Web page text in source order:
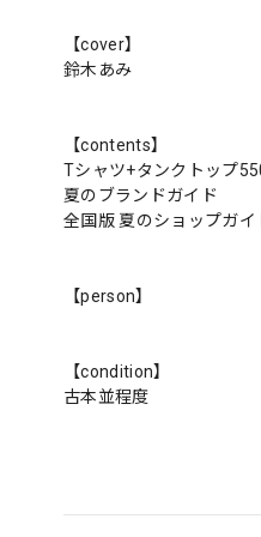
【cover】
鈴木あみ
【contents】
Tシャツ+タンクトップ
夏のブランドガイド
全国版 夏のショップガイ
【person】
【condition】
古本並程度